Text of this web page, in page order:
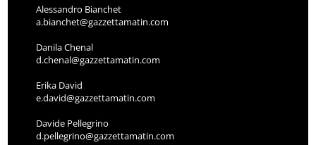
Alessandro Bianchet
a.bianchet@gazzettamatin.com
Danila Chenal
d.chenal@gazzettamatin.com
Erika David
e.david@gazzettamatin.com
Davide Pellegrino
d.pellegrino@gazzettamatin.com